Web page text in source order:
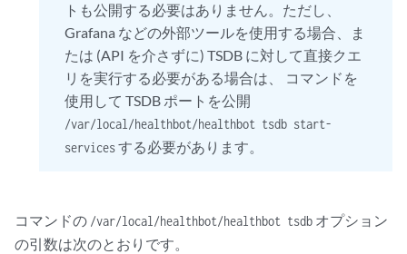
トも公開する必要はありません。ただし、
Grafana などの外部ツールを使用する場合、ま
たは (API を介さずに) TSDB に対して直接クエ
リを実行する必要がある場合は、 コマンドを
使用して TSDB ポートを公開
/var/local/healthbot/healthbot tsdb start-
servicesする必要があります。
コマンドの /var/local/healthbot/healthbot tsdb オプション
の引数は次のとおりです。